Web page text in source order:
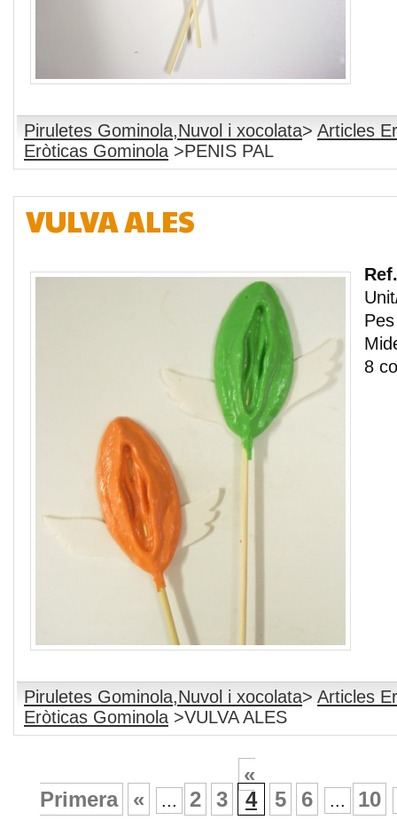
Piruletes Gominola,Nuvol i xocolata> Articles
Eròticas Gominola >PENIS PAL
VULVA ALES
8
Piruletes Gominola,Nuvol i xocolata> Articles
Eròticas Gominola >VULVA ALES
«
Primera
« ... 2 3 4 5 6 ... 10